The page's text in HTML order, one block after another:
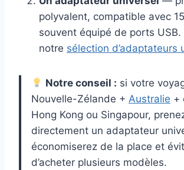
polyvalent, compatible avec
souvent équipé de ports USB.
notre sélection d’adaptateurs
Notre conseil : si votre
Nouvelle-Zélande + Australie +
Hong Kong ou Singapour,
directement un adaptateur
économiserez de la place et
d’acheter plusieurs modèles.